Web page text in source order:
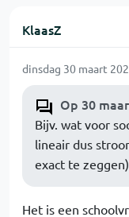
KlaasZ
dinsdag 30 maart
Op 30
Bijv. wat voor
lineair dus
exact te zeggen)
Het is een